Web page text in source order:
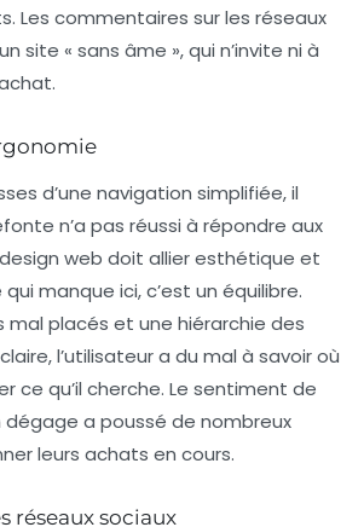
Les commentaires sur les réseaux
site « sans âme », qui n’invite ni à
d’une navigation simplifiée, il
n’a pas réussi à répondre aux
web doit allier esthétique et
manque ici, c’est un équilibre.
mal placés et une hiérarchie des
l’utilisateur a du mal à savoir où
ce qu’il cherche. Le sentiment de
dégage a poussé de nombreux
leurs achats en cours.
réseaux sociaux